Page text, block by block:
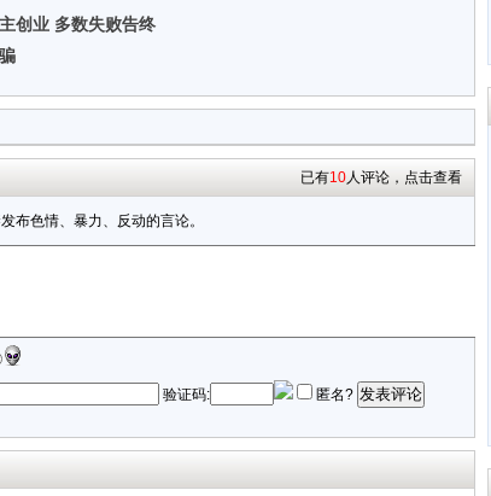
创业 多数失败告终
已有10人评论，点击查看
布色情、暴力、反动的言论。
验证码: 匿名? 发表评论